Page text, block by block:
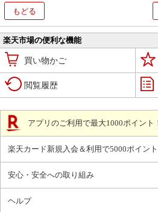
もどる
楽天市場の便利な機能
買い物かご
閲覧履歴
アプリのご利用で最大1000ポイント
楽天カード新規入会＆利用で5000ポイント
安心・安全への取り組み
ヘルプ